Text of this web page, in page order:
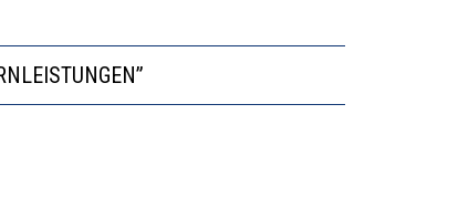
BRINGEN
INNOVATIONSPOTENZIAL